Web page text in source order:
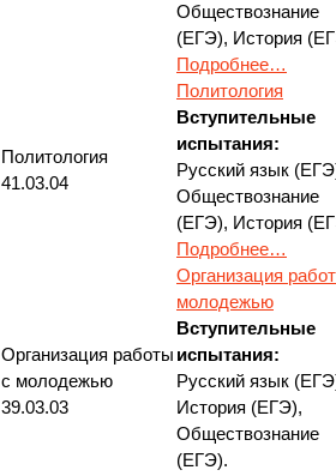
Обществознание
(ЕГЭ), История
Подробнее…
Политология
41.03.04
Политология
Вступительные
испытания:
Русский язык
Обществознание
(ЕГЭ), История
Подробнее…
Организация работы
с молодежью
39.03.03
Организация
молодежью
Вступительные
испытания:
Русский язык
История (ЕГЭ),
Обществознание
(ЕГЭ).